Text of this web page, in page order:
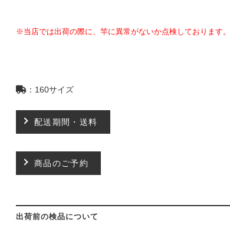
※当店では出荷の際に、竿に異常がないか点検しております。
：160サイズ
配送期間・送料
商品のご予約
出荷前の検品について